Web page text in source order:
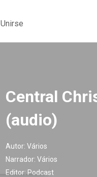
Unirse
Central
(audio)
Autor: Vários
Narrador: Vários
Editor: Podcast